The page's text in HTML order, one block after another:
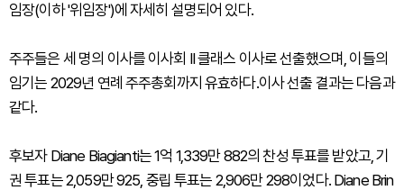
임장(이하 '위임장')에 자세히 설명되어 있다.
주주들은 세 명의 이사를 이사회 II 클래스 이사로 선출했으며, 이들의
임기는 2029년 연례 주주총회까지 유효하다.이사 선출 결과는 다음과
같다.
후보자 Diane Biagianti는 1억 1,339만 882의 찬성 투표를 받았고, 기
권 투표는 2,059만 925, 중립 투표는 2,906만 298이었다. Diane Brin